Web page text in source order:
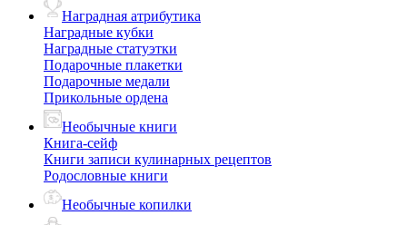
Наградная атрибутика
Наградные кубки
Наградные статуэтки
Подарочные плакетки
Подарочные медали
Прикольные ордена
Необычные книги
Книга-сейф
Книги записи кулинарных рецептов
Родословные книги
Необычные копилки